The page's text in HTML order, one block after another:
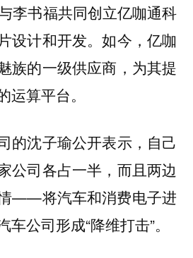
李书福共同创立亿咖通科
设计和开发。如今，亿咖
族的一级供应商，为其提
算平台。
的沈子瑜公开表示，自己
公司各占一半，而且两边
——将汽车和消费电子进
公司形成“降维打击”。